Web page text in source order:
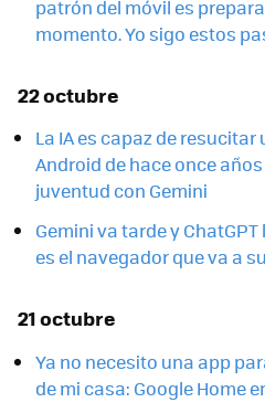
patrón del móvil es
momento. Yo sigo estos
22 octubre
La IA es capaz de
Android de hace once
juventud con Gemini
Gemini va tarde y
es el navegador que va a
21 octubre
Ya no necesito una app
de mi casa: Google Home